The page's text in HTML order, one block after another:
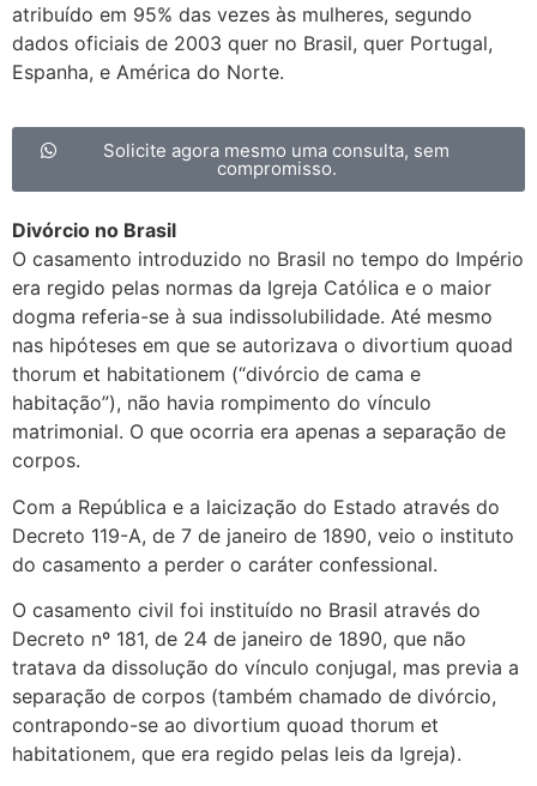
atribuído em 95% das vezes às mulheres, segundo
dados oficiais de 2003 quer no Brasil, quer Portugal,
Espanha, e América do Norte.
Solicite agora mesmo uma consulta, sem
compromisso.
Divórcio no Brasil
O casamento introduzido no Brasil no tempo do Império
era regido pelas normas da Igreja Católica e o maior
dogma referia-se à sua indissolubilidade. Até mesmo
nas hipóteses em que se autorizava o divortium quoad
thorum et habitationem (“divórcio de cama e
habitação”), não havia rompimento do vínculo
matrimonial. O que ocorria era apenas a separação de
corpos.
Com a República e a laicização do Estado através do
Decreto 119-A, de 7 de janeiro de 1890, veio o instituto
do casamento a perder o caráter confessional.
O casamento civil foi instituído no Brasil através do
Decreto nº 181, de 24 de janeiro de 1890, que não
tratava da dissolução do vínculo conjugal, mas previa a
separação de corpos (também chamado de divórcio,
contrapondo-se ao divortium quoad thorum et
habitationem, que era regido pelas leis da Igreja).